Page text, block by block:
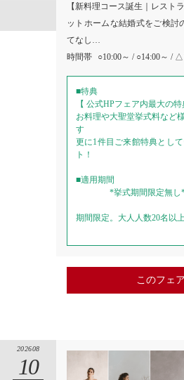
【新料理コース誕生｜レスト
ットホームな結婚式をご検討
てなし…
時間帯
○10:00～ / ○14:00～ /
■特典
【 公式HPフェア内最大の特
お料理や大聖堂挙式料など
す
更に1件目ご来館特典とし
ト！
■適用期間
*挙式期間限定無し
期間限定。大人人数20名以上
このフェ
202608
10